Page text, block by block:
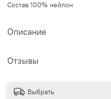
Состав 100% нейлон
Описание
Отзывы
Выбрать